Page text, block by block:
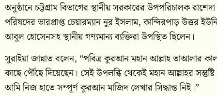
অনুষ্ঠানে চট্টগ্রাম বিভাগের স্থানীয় সরকারের উপপরিচালক
পরিষদের ভারপ্রাপ্ত চেয়ারম্যান নুর ইসলাম, কান্দিরপাড় উত্তর
আবুল হোসেনসহ স্থানীয় গণ্যমান্য ব্যক্তিরা উপস্থিত ছিলেন।
সুরাইয়া জান্নাত বলেন, “পবিত্র কুরআন মহান আল্লাহ তাআলার
কাছে পৌঁছে দিয়েছেন। সেই উপলব্ধি থেকেই মহান আল্লাহর
আমি নিজ হাতে সম্পূর্ণ কুরআন মাজিদ লেখার সিদ্ধান্ত নিই।”